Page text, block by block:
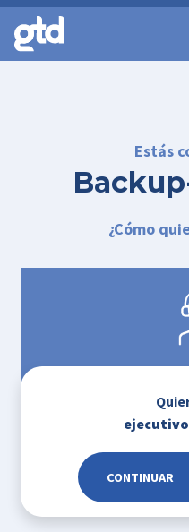
Estás
¿Cómo
CONTINUAR